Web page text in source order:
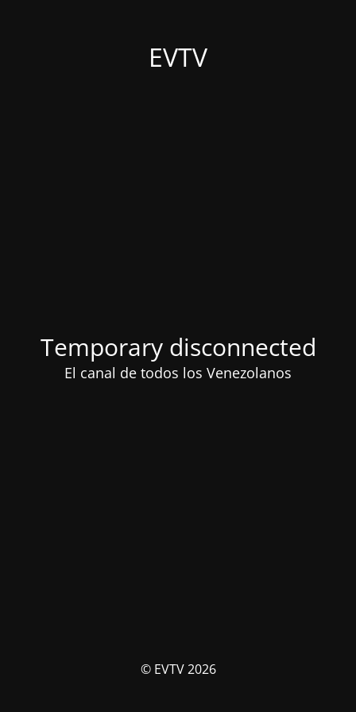
EVTV
Temporary disconnected
El canal de todos los Venezolanos
© EVTV 2026